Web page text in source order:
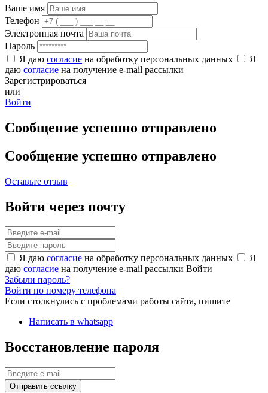
Ваше имя
Телефон
Электронная почта
Пароль
Я даю согласие на обработку персональных данных
Я
даю согласие на получение e-mail рассылки
Зарегистрироваться
или
Войти
Сообщение успешно отправлено
Сообщение успешно отправлено
Оставьте отзыв
Войти через почту
Я даю согласие на обработку персональных данных
Я
даю согласие на получение e-mail рассылки Войти
Забыли пароль?
Войти по номеру телефона
Если столкнулись с проблемами работы сайта, пишите
Написать в whatsapp
Восстановление пароля
Отправить ссылку